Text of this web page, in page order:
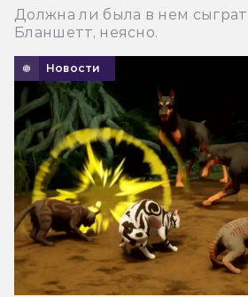
Должна ли была в нем
Бланшетт, неясно.
Новости